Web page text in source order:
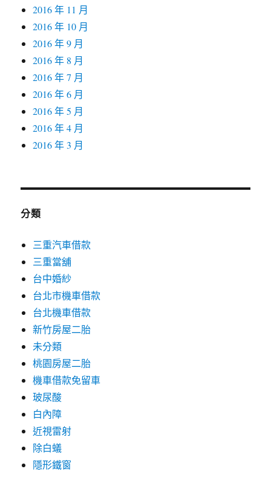
2016 年 11 月
2016 年 10 月
2016 年 9 月
2016 年 8 月
2016 年 7 月
2016 年 6 月
2016 年 5 月
2016 年 4 月
2016 年 3 月
分類
三重汽車借款
三重當舖
台中婚紗
台北市機車借款
台北機車借款
新竹房屋二胎
未分類
桃園房屋二胎
機車借款免留車
玻尿酸
白內障
近視雷射
除白蟻
隱形鐵窗